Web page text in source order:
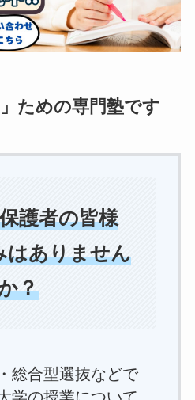
ための専門塾です
護者の皆様
はありません
？
総合型選抜などで